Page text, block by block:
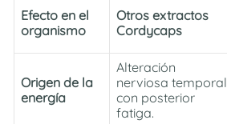
Efecto en el
organismo
Otros extractos
Cordycaps
Origen de la
energía
Alteración
nerviosa temporal
con posterior
fatiga.